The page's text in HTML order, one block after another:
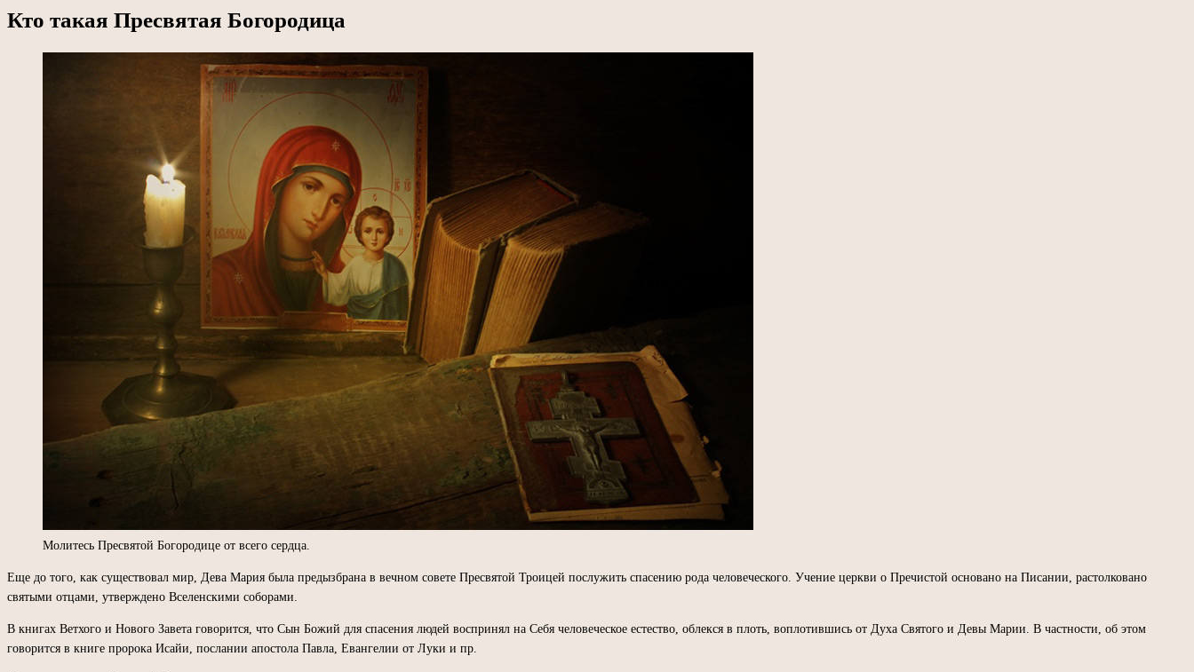
Кто такая Пресвятая Богородица
Молитесь Пресвятой Богородице от всего сердца.
Еще до того, как существовал мир, Дева Мария была предызбрана в вечном совете Пресвятой Троицей послужить спасению рода человеческого. Учение церкви о Пречистой основано на Писании, растолковано
святыми отцами, утверждено Вселенскими соборами.
В книгах Ветхого и Нового Завета говорится, что Сын Божий для спасения людей воспринял на Себя человеческое естество, облекся в плоть, воплотившись от Духа Святого и Девы Марии. В частности, об этом
говорится в книге пророка Исайи, послании апостола Павла, Евангелии от Луки и пр.